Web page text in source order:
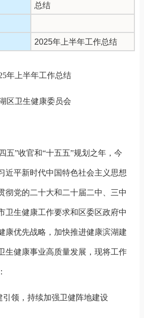
总结
2025年上半年工作总结
年上半年工作总结
区卫生健康委员会
五”收官和“十五五”规划之年，今
近平新时代中国特色社会主义思想
彻党的二十大和二十届二中、三中
卫生健康工作要求和区委区政府中
康优先战略，加快推进健康滨湖建
生健康事业高质量发展，现将工作
引领，持续加强卫健阵地建设